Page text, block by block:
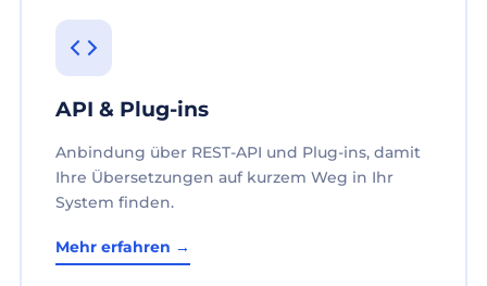
API & Plug-ins
Anbindung über REST-API und Plug-ins, damit
Ihre Übersetzungen auf kurzem Weg in Ihr
System finden.
Mehr erfahren →